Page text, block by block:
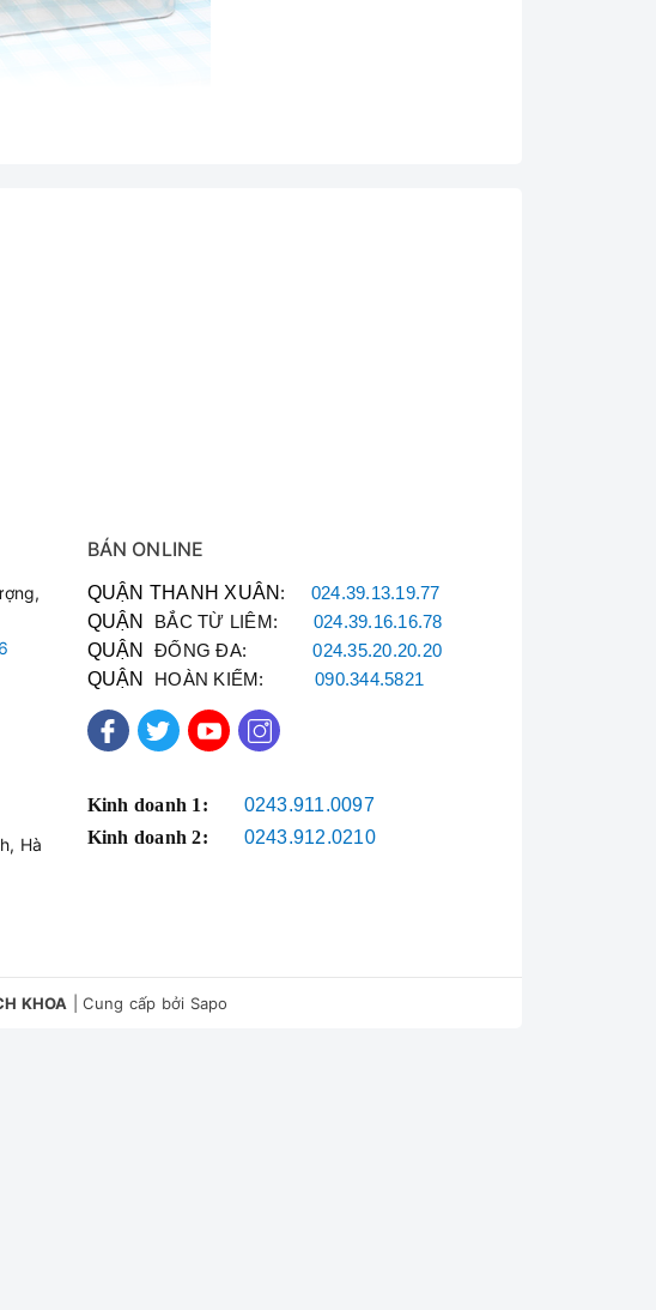
cao, không biến dạng dưới nhiệt độ lớn, cho ngọn lửa
BÁN ONLINE
QUẬN THANH XUÂN : 024.39.13.19.77
QUẬN BẮC TỪ LIÊM: 024.39.16.16.78
QUẬN ĐỐNG ĐA:024.35.20.20.20
QUẬN HOÀN KIẾM:090.344.5821
Hà
Kinh doanh 1:
0243.911.0097
Kinh doanh 2:
0243.912.0210
KHOA Cung cấp bởi Sapo